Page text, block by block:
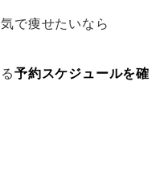
で痩せたいなら
予約スケジュールを確